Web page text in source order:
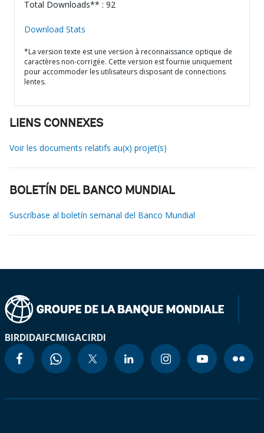
Total Downloads** : 92
Download Stats
*La version texte est une version à reconnaissance optique de
caractères non-corrigée. Cette version est fournie uniquement
pour accommoder les utilisateurs disposant de connections
lentes.
LIENS CONNEXES
Voir les documents relatifs au(x) projet(s)
BOLETÍN DEL BANCO MUNDIAL
Suscríbase al boletín semanal del Banco Mundial
BIRDIDAIFCMIGACIRDI